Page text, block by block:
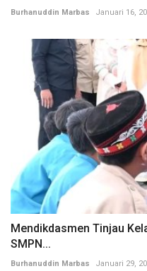
Burhanuddin Marbas Januari 16,
Mendikdasmen Tinjau
SMPN...
Burhanuddin Marbas Januari 29,